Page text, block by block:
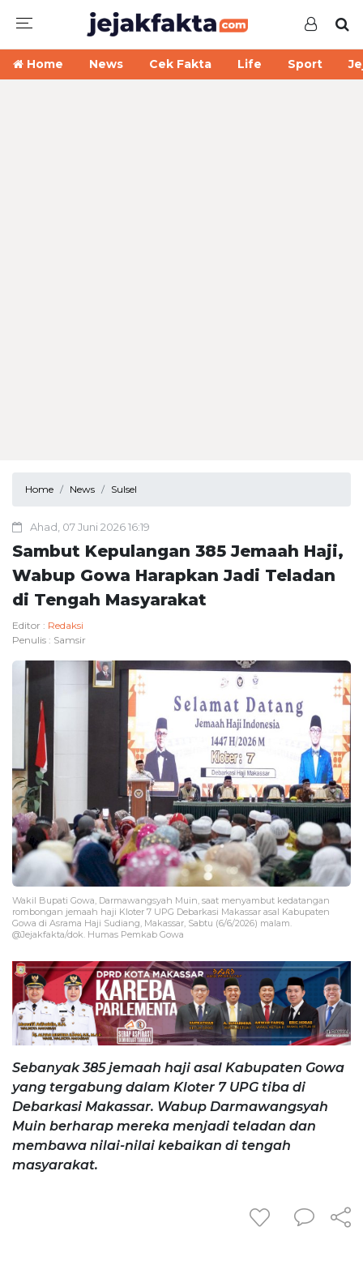
Home News Cek Fakta Life Sport
Home News Sulsel
Ahad, 07 Juni 2026 16:19
Sambut Kepulangan 385 Jemaah Haji,
Wabup Gowa Harapkan Jadi Teladan
di Tengah Masyarakat
Editor : Redaksi
Penulis : Samsir
Wakil Bupati Gowa, Darmawangsyah Muin, saat menyambut kedatangan
rombongan jemaah haji Kloter 7 UPG Debarkasi Makassar asal Kabupaten
Gowa di Asrama Haji Sudiang, Makassar, Sabtu (6/6/2026) malam.
@Jejakfakta/dok. Humas Pemkab Gowa
Sebanyak 385 jemaah haji asal Kabupaten Gowa
yang tergabung dalam Kloter 7 UPG tiba di
Debarkasi Makassar. Wabup Darmawangsyah
Muin berharap mereka menjadi teladan dan
membawa nilai-nilai kebaikan di tengah
masyarakat.